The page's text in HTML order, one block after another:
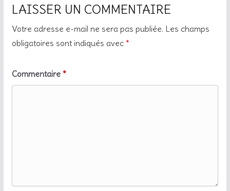
LAISSER UN COMMENTAIRE
Votre adresse e-mail ne sera pas publiée. Les champs
obligatoires sont indiqués avec *
Commentaire *